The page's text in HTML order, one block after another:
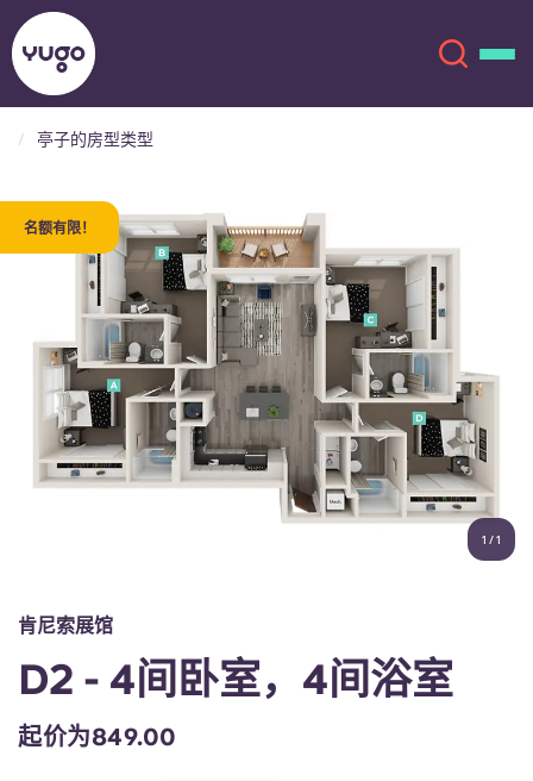
地点
更多
账户 语言
Chinese
English (US)
Chinese Español
Català Deutsch
Italian French
亭子的房型类型
名额有限！
1 /1
肯尼索展馆
D2 - 4间卧室，4间浴室
起价为849.00